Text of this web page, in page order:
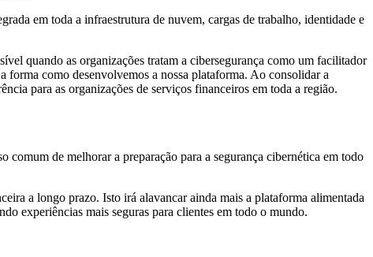
em toda a infraestrutura de nuvem, cargas de trabalho, identidade e
quando as organizações tratam a cibersegurança como um facilitador
forma como desenvolvemos a nossa plataforma. Ao consolidar a
para as organizações de serviços financeiros em toda a região.
de melhorar a preparação para a segurança cibernética em todo
a longo prazo. Isto irá alavancar ainda mais a plataforma alimentada
experiências mais seguras para clientes em todo o mundo.